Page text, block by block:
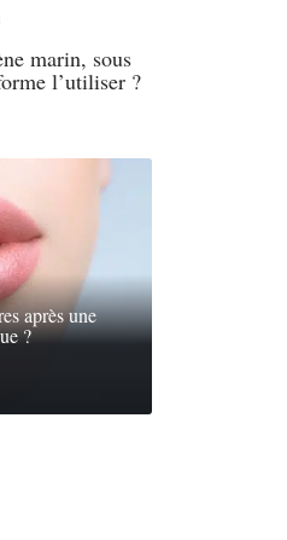
marin, sous
l’utiliser ?
après une
?